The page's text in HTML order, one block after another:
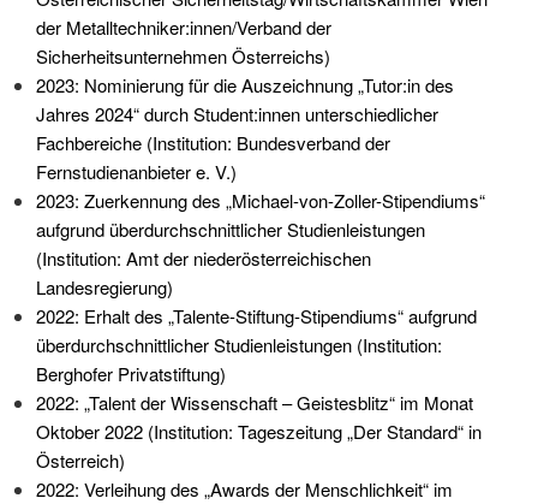
der Metalltechniker:innen/Verband der
Sicherheitsunternehmen Österreichs)
2023: Nominierung für die Auszeichnung „Tutor:in des
Jahres 2024“ durch Student:innen unterschiedlicher
Fachbereiche (Institution: Bundesverband der
Fernstudienanbieter e. V.)
2023: Zuerkennung des „Michael-von-Zoller-Stipendiums“
aufgrund überdurchschnittlicher Studienleistungen
(Institution: Amt der niederösterreichischen
Landesregierung)
2022: Erhalt des „Talente-Stiftung-Stipendiums“ aufgrund
überdurchschnittlicher Studienleistungen (Institution:
Berghofer Privatstiftung)
2022: „Talent der Wissenschaft – Geistesblitz“ im Monat
Oktober 2022 (Institution: Tageszeitung „Der Standard“ in
Österreich)
2022: Verleihung des „Awards der Menschlichkeit“ im